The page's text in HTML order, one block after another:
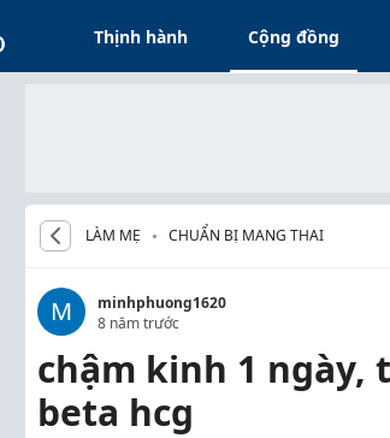
Thịnh hành Cộng đồng
LÀM MẸ CHUẨN BỊ MANG THAI
M
minhphuong1620
8 năm trước
chậm kinh 1 ngày,
beta hcg